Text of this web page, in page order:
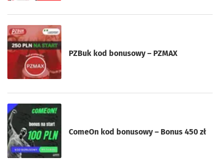
PZBuk kod bonusowy – PZMAX
ComeOn kod bonusowy – Bonus 450 zł